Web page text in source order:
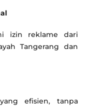
izin reklame dari
Tangerang dan
efisien, tanpa